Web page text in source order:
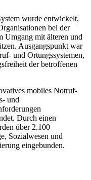
wurde entwickelt,
bei der
Umgang mit älteren und
Ausgangspunkt war
und Ortungssystemen,
der betroffenen
mobiles Notruf-
und
Durch einen
über 2.100
Sozialwesen und
eingebunden.